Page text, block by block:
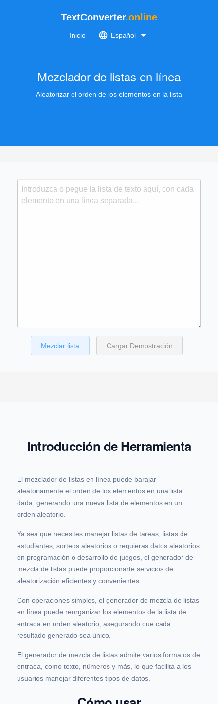
TextConverter.online
Inicio Español
Mezclador de listas en línea
Aleatorizar el orden de los elementos en la lista
Mezclar lista Cargar Demostración
Introducción de Herramienta
El mezclador de listas en línea puede barajar
aleatoriamente el orden de los elementos en una lista
dada, generando una nueva lista de elementos en un
orden aleatorio.
Ya sea que necesites manejar listas de tareas, listas de
estudiantes, sorteos aleatorios o requieras datos aleatorios
en programación o desarrollo de juegos, el generador de
mezcla de listas puede proporcionarte servicios de
aleatorización eficientes y convenientes.
Con operaciones simples, el generador de mezcla de listas
en línea puede reorganizar los elementos de la lista de
entrada en orden aleatorio, asegurando que cada
resultado generado sea único.
El generador de mezcla de listas admite varios formatos de
entrada, como texto, números y más, lo que facilita a los
usuarios manejar diferentes tipos de datos.